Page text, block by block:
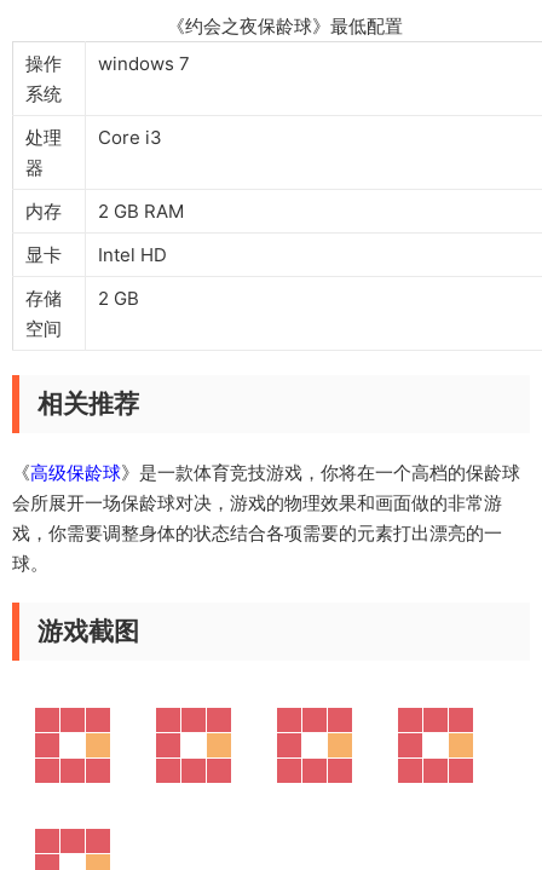
《约会之夜保龄球》最低配置
操作
系统
windows 7
处理
器
Core i3
内存
2 GB RAM
显卡
Intel HD
存储
空间
2 GB
相关推荐
《高级保龄球》是一款体育竞技游戏，你将在一个高档的保龄球
会所展开一场保龄球对决，游戏的物理效果和画面做的非常游
戏，你需要调整身体的状态结合各项需要的元素打出漂亮的一
球。
游戏截图